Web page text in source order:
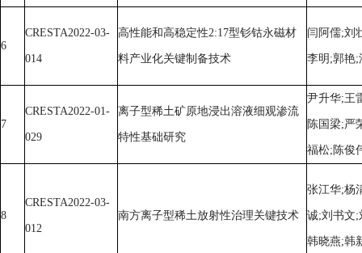
6
CRESTA2022-03-
014
高性能和高稳定性2:17型钐钴永磁材
料产业化关键制备技术
闫阿儒;刘
李明;郭艳;
7
CRESTA2022-01-
029
离子型稀土矿原地浸出溶液细观渗流
特性基础研究
尹升华;王
陈国梁;严
福松;陈俊
8
CRESTA2022-03-
012
南方离子型稀土放射性治理关键技术
张江华;杨
诚;刘书文;
韩晓燕;韩